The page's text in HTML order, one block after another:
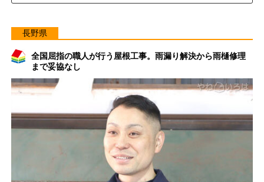
長野県
全国屈指の職人が行う屋根工事。雨漏り解決から雨樋修理
まで妥協なし